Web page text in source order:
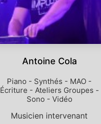
Antoine Cola
Piano - Synthés - MAO -
Écriture - Ateliers Groupes -
Sono - Vidéo
Musicien intervenant